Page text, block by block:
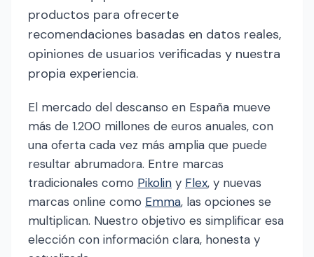
productos para ofrecerte
recomendaciones basadas en datos reales,
opiniones de usuarios verificadas y nuestra
propia experiencia.
El mercado del descanso en España mueve
más de 1.200 millones de euros anuales, con
una oferta cada vez más amplia que puede
resultar abrumadora. Entre marcas
tradicionales como Pikolin y Flex, y nuevas
marcas online como Emma, las opciones se
multiplican. Nuestro objetivo es simplificar esa
elección con información clara, honesta y